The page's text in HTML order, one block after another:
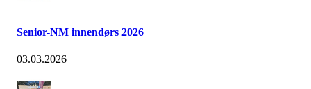
Senior-NM innendørs 2026
03.03.2026